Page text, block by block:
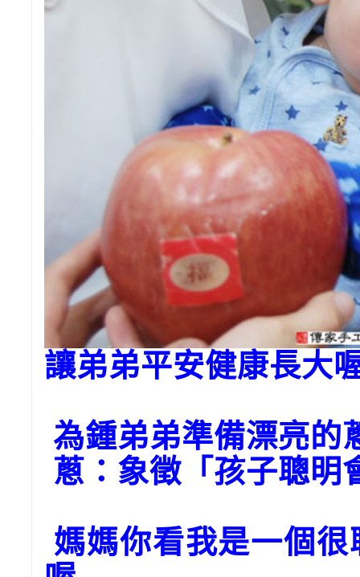
讓弟弟平安健康長大
為鍾弟弟準備漂亮的
蔥：象徵「孩子聰明
媽媽你看我是一個